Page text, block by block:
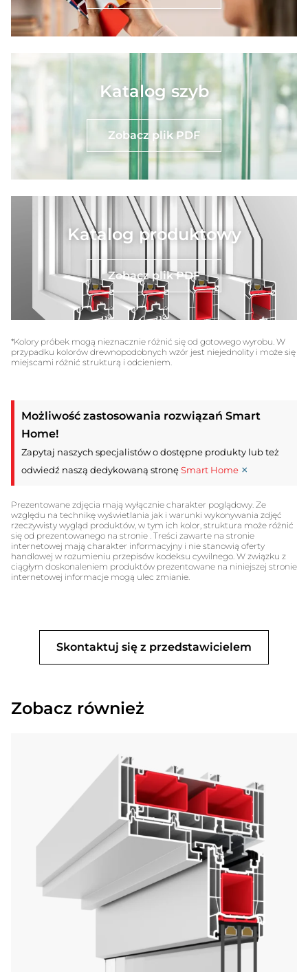
Katalog szyb
Zobacz plik PDF
Katalog produktowy
Zobacz plik PDF
*Kolory próbek mogą nieznacznie różnić się od gotowego wyrobu. W
przypadku kolorów drewnopodobnych wzór jest niejednolity i może się
miejscami różnić strukturą i odcieniem.
Możliwość zastosowania rozwiązań Smart
Home!
Zapytaj naszych specjalistów o dostępne produkty lub też
odwiedź naszą dedykowaną stronęSmart Home ×
Prezentowane zdjęcia mają wyłącznie charakter poglądowy. Ze
względu na technikę wyświetlania jak i warunki wykonywania zdjęć
rzeczywisty wygląd produktów, w tym ich kolor, struktura może różnić
się od prezentowanego na stronie . Treści zawarte na stronie
internetowej mają charakter informacyjny i nie stanowią oferty
handlowej w rozumieniu przepisów kodeksu cywilnego. W związku z
ciągłym doskonaleniem produktów prezentowane na niniejszej stronie
internetowej informacje mogą ulec zmianie.
Skontaktuj się z przedstawicielem
Zobacz również